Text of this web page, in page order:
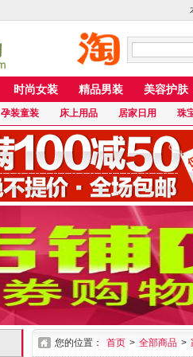
时尚女装 精品男装 美容护肤
孕装童装 床上用品 居家日用 珠
您的位置： 首页 > 全部商品 >